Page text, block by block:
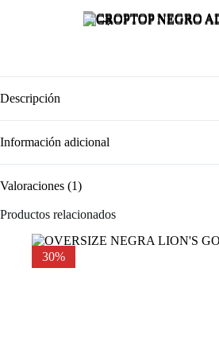
Descripción
Información adicional
Valoraciones (1)
Productos relacionados
30%